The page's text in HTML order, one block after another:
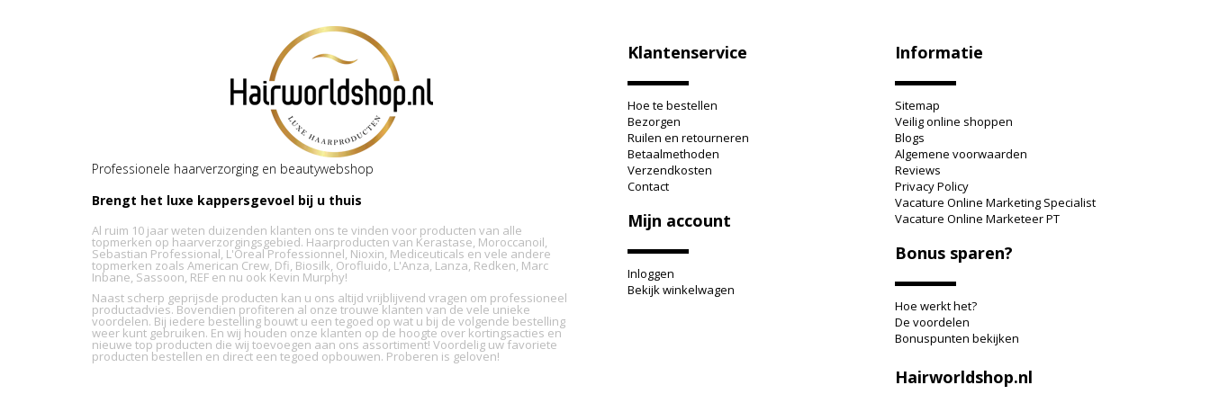
Professionele haarverzorging en beautywebshop
Brengt het luxe kappersgevoel bij u thuis
Al ruim 10 jaar weten duizenden klanten ons te vinden voor producten van alle
topmerken op haarverzorgingsgebied. Haarproducten van Kerastase, Moroccanoil,
Sebastian Professional, L'Oreal Professionnel, Nioxin, Mediceuticals en vele andere
topmerken zoals American Crew, Dfi, Biosilk, Orofluido, L'Anza, Lanza, Redken, Marc
Inbane, Sassoon, REF en nu ook Kevin Murphy!
Naast scherp geprijsde producten kan u ons altijd vrijblijvend vragen om professioneel
productadvies. Bovendien profiteren al onze trouwe klanten van de vele unieke
voordelen. Bij iedere bestelling bouwt u een tegoed op wat u bij de volgende bestelling
weer kunt gebruiken. En wij houden onze klanten op de hoogte over kortingsacties en
nieuwe top producten die wij toevoegen aan ons assortiment! Voordelig uw favoriete
producten bestellen en direct een tegoed opbouwen. Proberen is geloven!
Klantenservice
Hoe te bestellen
Bezorgen
Ruilen en retourneren
Betaalmethoden
Verzendkosten
Contact
Mijn account
Inloggen
Bekijk winkelwagen
Informatie
Sitemap
Veilig online shoppen
Blogs
Algemene voorwaarden
Reviews
Privacy Policy
Vacature Online Marketing Specialist
Vacature Online Marketeer PT
Bonus sparen?
Hoe werkt het?
De voordelen
Bonuspunten bekijken
Hairworldshop.nl